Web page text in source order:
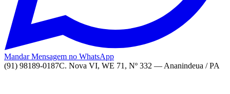
Mandar Mensagem no WhatsApp
(91) 98189-0187C. Nova VI, WE 71, Nº 332 — Ananindeua / PA